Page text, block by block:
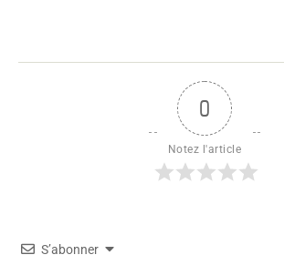
0
Notez l'article
S’abonner